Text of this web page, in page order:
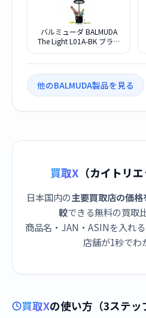
バルミューダ BALMUDA
The Light L01A-BK ブラッ
他のBALMUDA製品を見る
買取X （カイトリ
日本国内の主要買取店の価
較できる無料の買取
商品名・JAN・ASINを入れ
店舗が1秒でわ
買取Xの使い方（3ステッ